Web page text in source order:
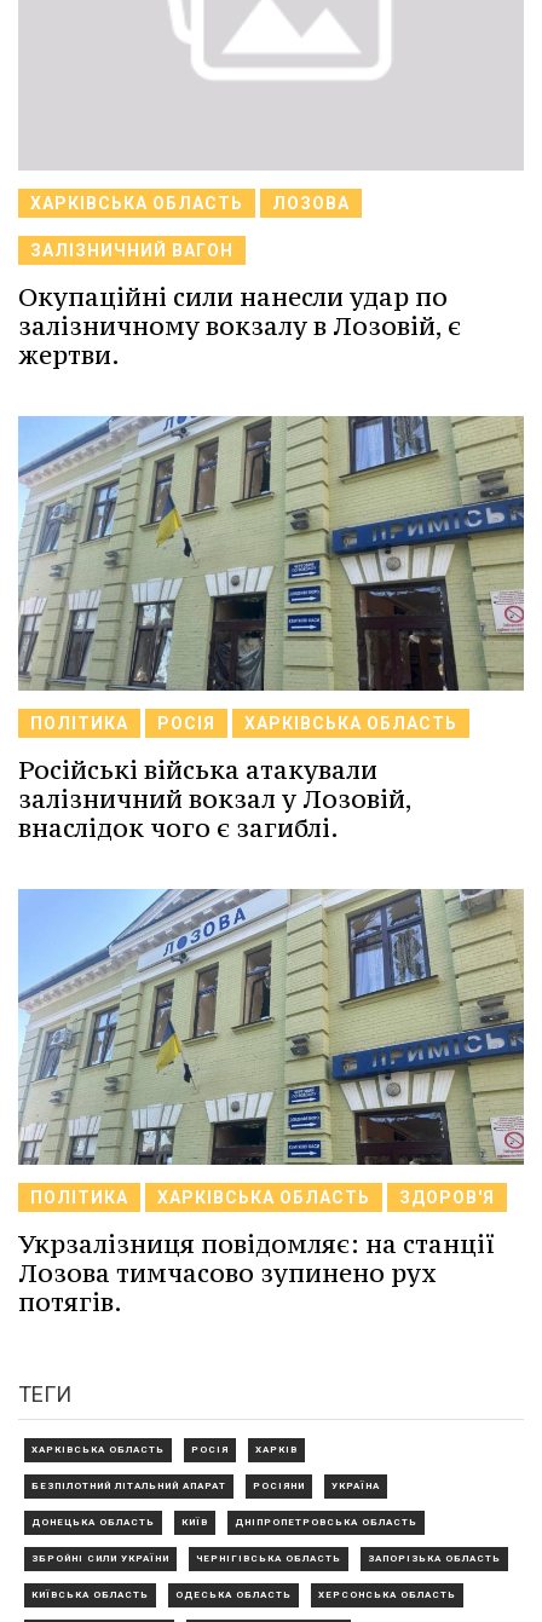
ХАРКІВСЬКА ОБЛАСТЬ ЛОЗОВА
ЗАЛІЗНИЧНИЙ ВАГОН
Окупаційні сили нанесли удар по
залізничному вокзалу в Лозовій, є
жертви.
ПОЛІТИКА РОСІЯ ХАРКІВСЬКА ОБЛАСТЬ
Російські війська атакували
залізничний вокзал у Лозовій,
внаслідок чого є загиблі.
ПОЛІТИКА ХАРКІВСЬКА ОБЛАСТЬ ЗДОРОВ'Я
Укрзалізниця повідомляє: на станції
Лозова тимчасово зупинено рух
потягів.
ТЕГИ
ХАРКІВСЬКА ОБЛАСТЬ РОСІЯ ХАРКІВ
БЕЗПІЛОТНИЙ ЛІТАЛЬНИЙ АПАРАТ РОСІЯНИ УКРАЇНА
ДОНЕЦЬКА ОБЛАСТЬ КИЇВ ДНІПРОПЕТРОВСЬКА ОБЛАСТЬ
ЗБРОЙНІ СИЛИ УКРАЇНИ ЧЕРНІГІВСЬКА ОБЛАСТЬ ЗАПОРІЗЬКА ОБЛАСТЬ
КИЇВСЬКА ОБЛАСТЬ ОДЕСЬКА ОБЛАСТЬ ХЕРСОНСЬКА ОБЛАСТЬ